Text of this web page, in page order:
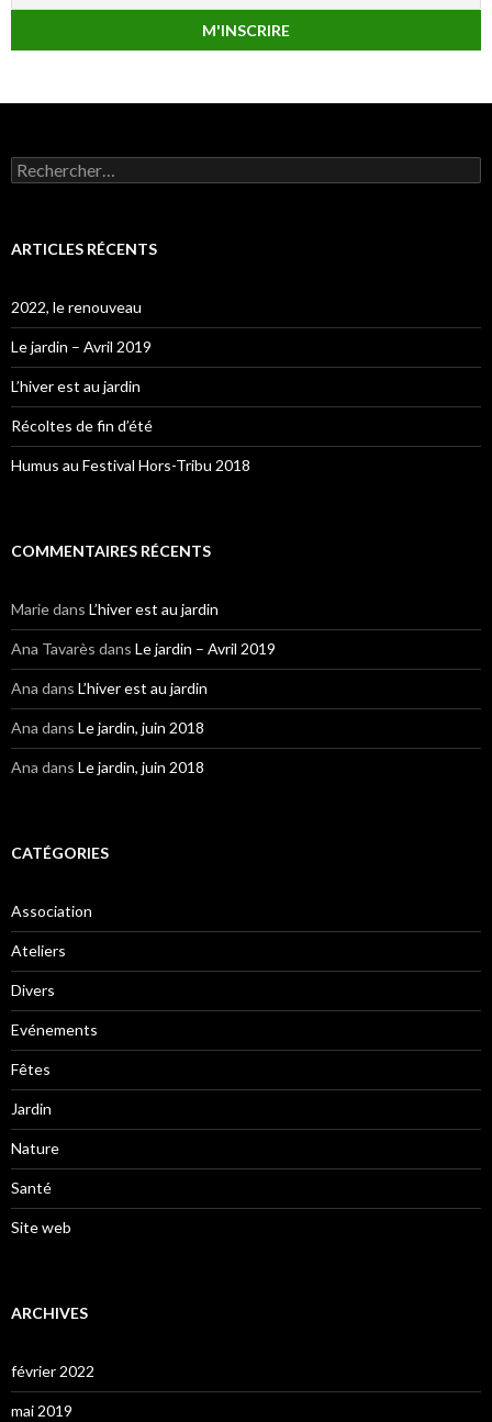
Rechercher :
ARTICLES RÉCENTS
2022, le renouveau
Le jardin – Avril 2019
L’hiver est au jardin
Récoltes de fin d’été
Humus au Festival Hors-Tribu 2018
COMMENTAIRES RÉCENTS
Mariedans L’hiver est au jardin
Ana Tavarès dans Le jardin – Avril 2019
Ana dans L’hiver est au jardin
Ana dans Le jardin, juin 2018
Ana dans Le jardin, juin 2018
CATÉGORIES
Association
Ateliers
Divers
Evénements
Fêtes
Jardin
Nature
Santé
Site web
ARCHIVES
février 2022
mai 2019